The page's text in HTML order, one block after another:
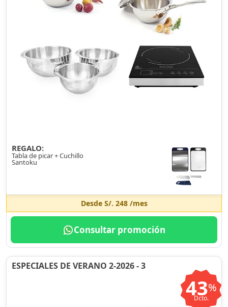
REGALO:
Tabla de picar + Cuchillo
Santoku
Desde S/. 248/mes
Consultar promoción
ESPECIALES DE VERANO 2-2026 - 3
43%
Dcto.